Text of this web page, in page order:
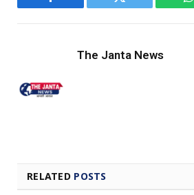
Facebook Twitter
The Janta News
RELATED POSTS